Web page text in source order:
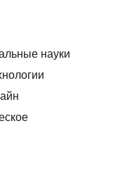
науки